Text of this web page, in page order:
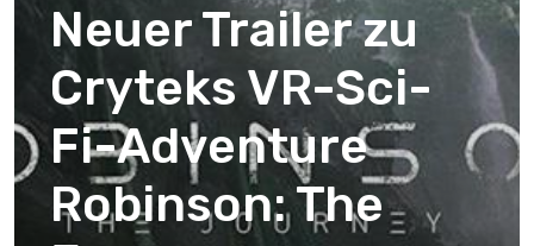
Neuer Trailer zu
Cryteks VR-Sci-
Fi-Adventure
Robinson: The